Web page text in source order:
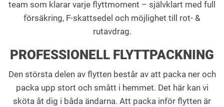
team som klarar varje flyttmoment – självklart med full
försäkring, F-skattsedel och möjlighet till rot- &
rutavdrag.
PROFESSIONELL FLYTTPACKNING
Den största delen av flytten består av att packa ner och
packa upp stort och smått i hemmet. Det här kan vi
sköta åt dig i båda ändarna. Att packa inför flytten är